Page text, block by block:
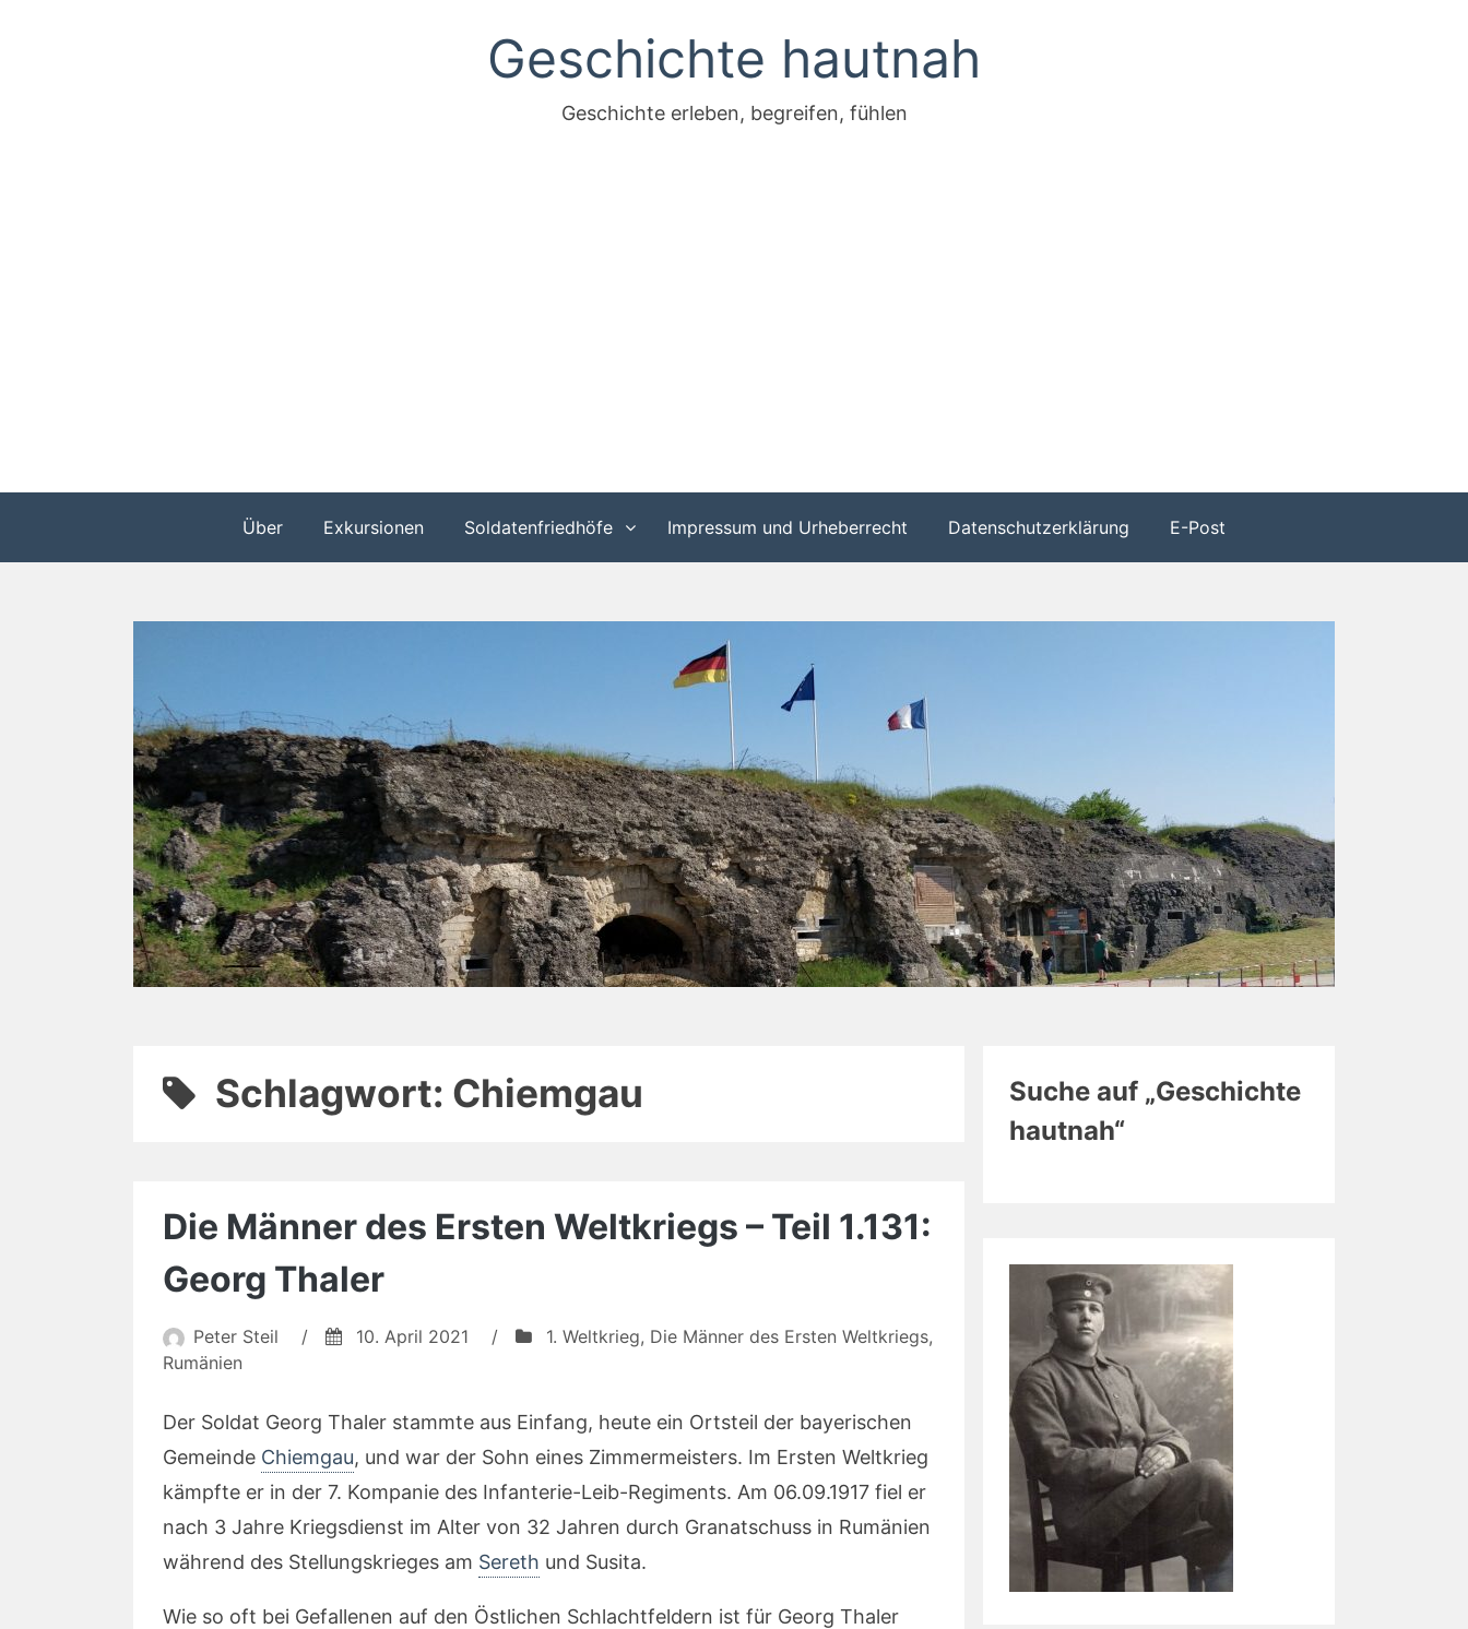
Geschichte hautnah
Geschichte erleben, begreifen, fühlen
Über Exkursionen Soldatenfriedhöfe Impressum und Urheberrecht Datenschutzerklärung E-Post
Schlagwort: Chiemgau
Die Männer des Ersten Weltkriegs – Teil 1.131:
Georg Thaler
Peter Steil / 10. April 2021 / 1. Weltkrieg, Die Männer des Ersten Weltkriegs,
Rumänien
Der Soldat Georg Thaler stammte aus Einfang, heute ein Ortsteil der bayerischen
Gemeinde Chiemgau, und war der Sohn eines Zimmermeisters. Im Ersten Weltkrieg
kämpfte er in der 7. Kompanie des Infanterie-Leib-Regiments. Am 06.09.1917 fiel er
nach 3 Jahre Kriegsdienst im Alter von 32 Jahren durch Granatschuss in Rumänien
während des Stellungskrieges am Sereth und Susita.
Wie so oft bei Gefallenen auf den Östlichen Schlachtfeldern ist für Georg Thaler
Suche auf „Geschichte
hautnah“